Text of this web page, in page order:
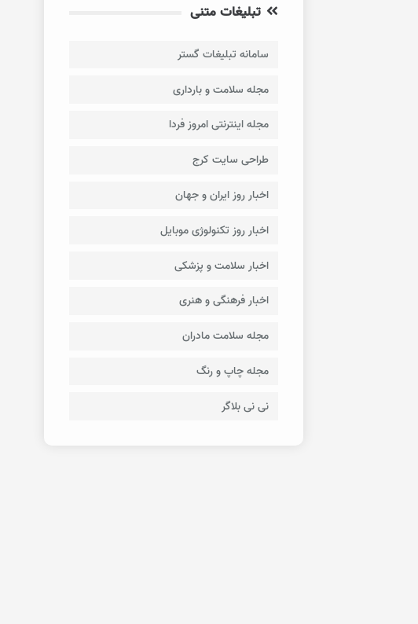
تبلیغات متنی
سامانه تبلیغات گستر
مجله سلامت و بارداری
مجله اینترنتی امروز فردا
طراحی سایت کرج
اخبار روز ایران و جهان
اخبار روز تکنولوژی موبایل
اخبار سلامت و پزشکی
اخبار فرهنگی و هنری
مجله سلامت مادران
مجله چاپ و رنگ
نی نی بلاگر